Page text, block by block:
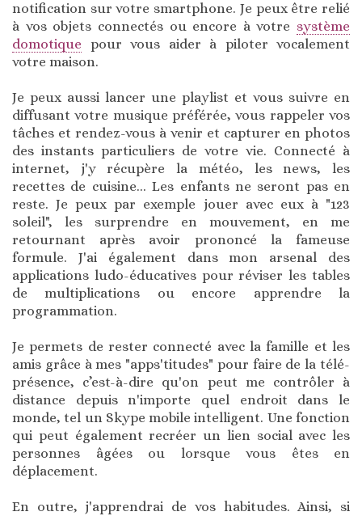
notification sur votre smartphone. Je peux être relié
à vos objets connectés ou encore à votre système
domotique pour vous aider à piloter vocalement
votre maison.
Je peux aussi lancer une playlist et vous suivre en
diffusant votre musique préférée, vous rappeler vos
tâches et rendez-vous à venir et capturer en photos
des instants particuliers de votre vie. Connecté à
internet, j'y récupère la météo, les news, les
recettes de cuisine... Les enfants ne seront pas en
reste. Je peux par exemple jouer avec eux à "123
soleil", les surprendre en mouvement, en me
retournant après avoir prononcé la fameuse
formule. J'ai également dans mon arsenal des
applications ludo-éducatives pour réviser les tables
de multiplications ou encore apprendre la
programmation.
Je permets de rester connecté avec la famille et les
amis grâce à mes "apps'titudes" pour faire de la télé-
présence, c’est-à-dire qu'on peut me contrôler à
distance depuis n'importe quel endroit dans le
monde, tel un Skype mobile intelligent. Une fonction
qui peut également recréer un lien social avec les
personnes âgées ou lorsque vous êtes en
déplacement.
En outre, j'apprendrai de vos habitudes. Ainsi, si